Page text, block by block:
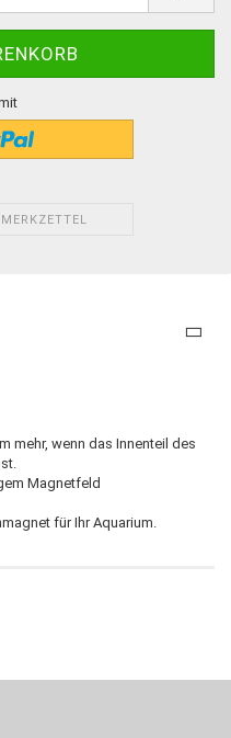
mehr, wenn das Innenteil des
Magnetfeld
für Ihr Aquarium.